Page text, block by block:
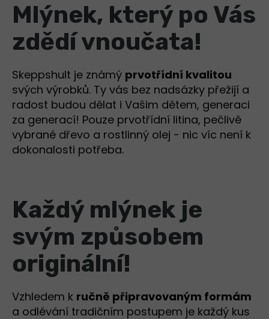
Mlýnek, který po Vás
zdědí vnoučata!
Skeppshult je známý prvotřídní kvalitou
svých výrobků. Ty vás bez nadsázky přežijí a
radost budou dělat i Vašim dětem, generaci
za generací! Pouze prvotřídní litina, pečlivě
vybrané dřevo a rostlinný olej - nic víc není k
dokonalosti potřeba.
Každý mlýnek je
svým způsobem
originální!
Vzhledem k ručně připravovaným formám
a odlévání tradičním postupem je každý kus